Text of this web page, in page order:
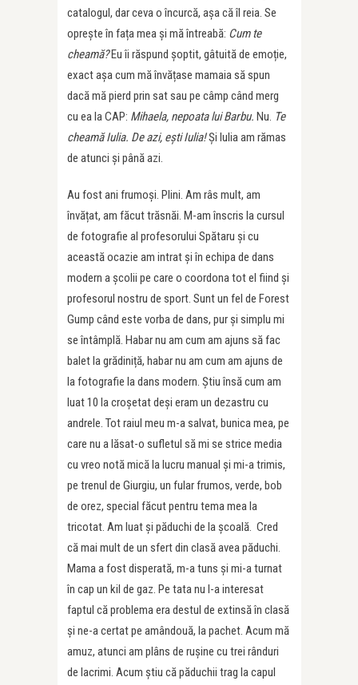
catalogul, dar ceva o încurcă, așa că îl reia. Se
oprește în fața mea și mă întreabă: Cum te
cheamă?Eu îi răspund șoptit, gâtuită de emoție,
exact așa cum mă învățase mamaia să spun
dacă mă pierd prin sat sau pe câmp când merg
cu ea la CAP: Mihaela, nepoata lui Barbu. Nu. Te
cheamă Iulia. De azi, ești Iulia!Și Iulia am rămas
de atunci și până azi.
Au fost ani frumoși. Plini. Am râs mult, am
învățat, am făcut trăsnăi. M-am înscris la cursul
de fotografie al profesorului Spătaru și cu
această ocazie am intrat și în echipa de dans
modern a școlii pe care o coordona tot el fiind și
profesorul nostru de sport. Sunt un fel de Forest
Gump când este vorba de dans, pur și simplu mi
se întâmplă. Habar nu am cum am ajuns să fac
balet la grădiniță, habar nu am cum am ajuns de
la fotografie la dans modern. Știu însă cum am
luat 10 la croșetat deși eram un dezastru cu
andrele. Tot raiul meu m-a salvat, bunica mea, pe
care nu a lăsat-o sufletul să mi se strice media
cu vreo notă mică la lucru manual și mi-a trimis,
pe trenul de Giurgiu, un fular frumos, verde, bob
de orez, special făcut pentru tema mea la
tricotat. Am luat și păduchi de la școală. Cred
că mai mult de un sfert din clasă avea păduchi.
Mama a fost disperată, m-a tuns și mi-a turnat
în cap un kil de gaz. Pe tata nu l-a interesat
faptul că problema era destul de extinsă în clasă
și ne-a certat pe amândouă, la pachet. Acum mă
amuz, atunci am plâns de rușine cu trei rânduri
de lacrimi. Acum știu că păduchii trag la capul